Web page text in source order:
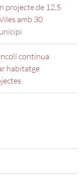
projecte de 12,5
amb 30
continua
habitatge